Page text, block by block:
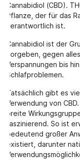
Cannabidiol (CBD).
Pflanze, der für das
verantwortlich ist.
Cannabidiol ist der
vorgeben, gegen
Verspannungen bis
Schlafproblemen.
Tatsächlich gibt es
Verwendung von
breite
faszinierend. So ist
bedeutend großer
existiert, darunter